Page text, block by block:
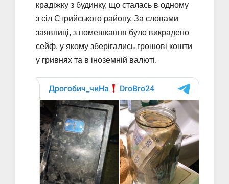
крадіжку з будинку, що сталась в одному
з сіл Стрийського району. За словами
заявниці, з помешкання було викрадено
сейф, у якому зберігались грошові кошти
у гривнях та в іноземній валюті.